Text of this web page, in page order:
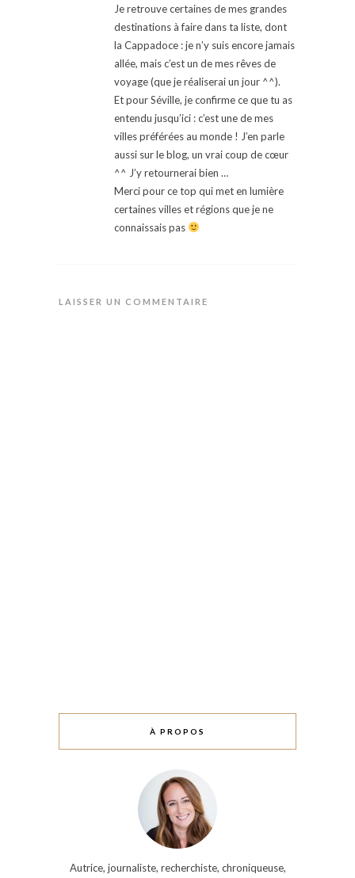
Je retrouve certaines de mes grandes
destinations à faire dans ta liste, dont
la Cappadoce : je n’y suis encore jamais
allée, mais c’est un de mes rêves de
voyage (que je réaliserai un jour ^^).
Et pour Séville, je confirme ce que tu as
entendu jusqu’ici : c’est une de mes
villes préférées au monde ! J’en parle
aussi sur le blog, un vrai coup de cœur
^^ J’y retournerai bien …
Merci pour ce top qui met en lumière
certaines villes et régions que je ne
connaissais pas
LAISSER UN COMMENTAIRE
À PROPOS
Autrice, journaliste, recherchiste, chroniqueuse,